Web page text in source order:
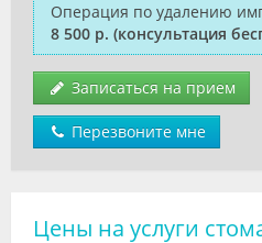
Операция по удалению
8 500 р. (консультация
Записаться на прием
Перезвоните мне
Цены на услуги